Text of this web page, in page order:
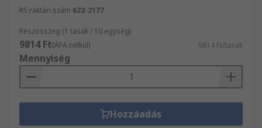
RS raktári szám 622-2177
Részösszeg (1 tasak / 10 egység)
9814 Ft(ÁFA nélkül) 9814 Ft/tasak
Mennyiség
Hozzáadás